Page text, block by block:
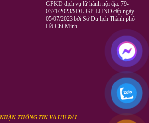
GPKD dịch vụ lữ hành nội địa: 79-
0371/2023/SDL-GP LHND cấp ngày
05/07/2023 bởi Sở Du lịch Thành phố
Hồ Chí Minh
NHẬN THÔNG TIN VÀ ƯU ĐÃI